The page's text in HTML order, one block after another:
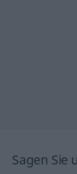
Sagen Sie